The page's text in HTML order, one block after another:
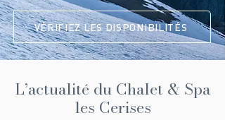
VÉRIFIEZ LES DISPONIBILITÉS
L’actualité du Chalet & Spa
les Cerises